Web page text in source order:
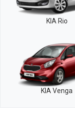
KIA Rio
KIA Venga